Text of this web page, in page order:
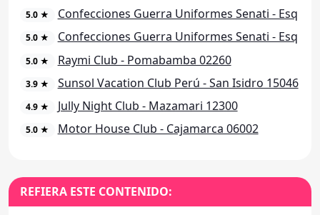
5.0 ★ Confecciones Guerra Uniformes Senati - Esq
5.0 ★ Confecciones Guerra Uniformes Senati - Esq
5.0 ★ Raymi Club - Pomabamba 02260
3.9 ★ Sunsol Vacation Club Perú - San Isidro 15046
4.9 ★ Jully Night Club - Mazamari 12300
5.0 ★ Motor House Club - Cajamarca 06002
REFIERA ESTE CONTENIDO: